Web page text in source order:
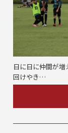
日に日に仲間が
回けやき…